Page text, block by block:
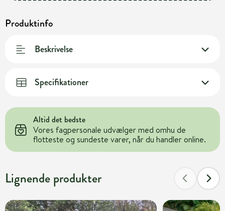
Produktinfo
Beskrivelse
Specifikationer
Altid det bedste
Vores fagpersonale udvælger med omhu de
flotteste og sundeste varer, når du handler online.
Lignende produkter